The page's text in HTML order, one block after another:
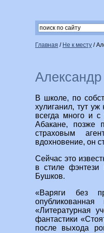
Главная / Не к месту /
В школе, по
хулиганил, тут
всегда много и
Абакане, позже
страховым
вдохновение, он
Сейчас это
в стиле фэнтези
Бушков.
«Варяги без
«Литературная
фантастики
после выхода